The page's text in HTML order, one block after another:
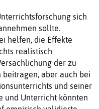
sich
sollte.
helfen, die Effekte
realistisch
der zu
aber auch bei
und seiner
und Unterricht könnten